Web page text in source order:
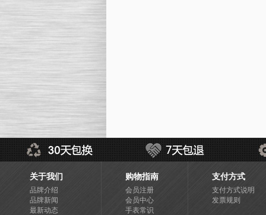
关于我们
品牌介绍
品牌新闻
最新动态
购物指南
会员注册
会员中心
手表常识
支付方式
支付方式说明
发票规则